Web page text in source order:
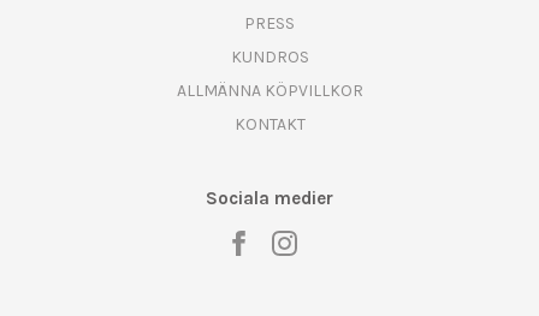
PRESS
KUNDROS
ALLMÄNNA KÖPVILLKOR
KONTAKT
Sociala medier